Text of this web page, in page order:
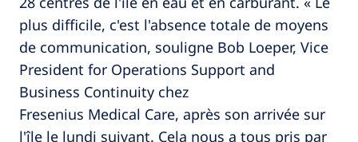
plus difficile, c'est l'absence totale de moyens
de communication, souligne Bob Loeper, Vice
President for Operations Support and
Business Continuity chez
Fresenius Medical Care, après son arrivée sur
l'île le lundi suivant. Cela nous a tous pris par